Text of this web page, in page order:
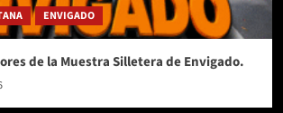
ENVIGADO
de la Muestra Silletera de Envigado.